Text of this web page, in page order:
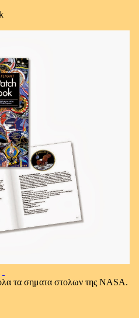
τα σηματα στολων της NASA.